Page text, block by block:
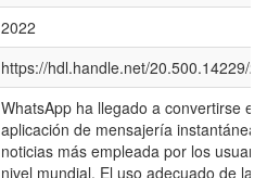
2022
https://hdl.handle.net/20.500.14229/
WhatsApp ha llegado a convertirse en
aplicación de mensajería instantánea
noticias más empleada por los
nivel mundial. El uso adecuado de las